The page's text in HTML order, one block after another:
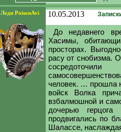
Леди PoisonAvi 10.05.2013
До недавнего
Хасимы,
просторах.
расу от снобизма.
человек. … прошла
войск Волка
взбалмошной и
дочерью
продвигались по
Шалассе,